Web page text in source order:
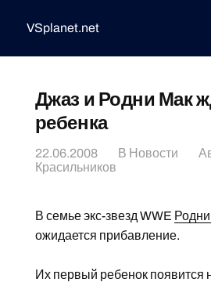
VSplanet.net
Джаз и Родни Мак
ребенка
22.06.2008 В Новости
Красильников
В семье экс-звезд WWE
ожидается прибавление.
Их первый ребенок появится